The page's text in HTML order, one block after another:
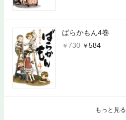
ばらかもん4巻
730
584
もっと見る